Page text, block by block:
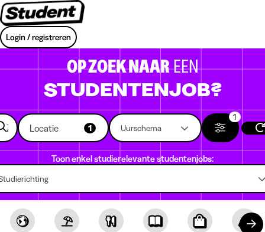
Login / registreren
OP ZOEK NAAREEN
STUDENTENJOB?
Locatie 1 Uurschema
1
Toon enkel studierelevante studentenjobs: